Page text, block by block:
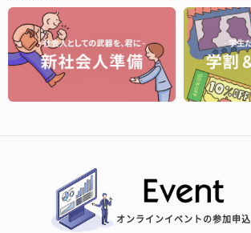
オンラインイベントの参加申込